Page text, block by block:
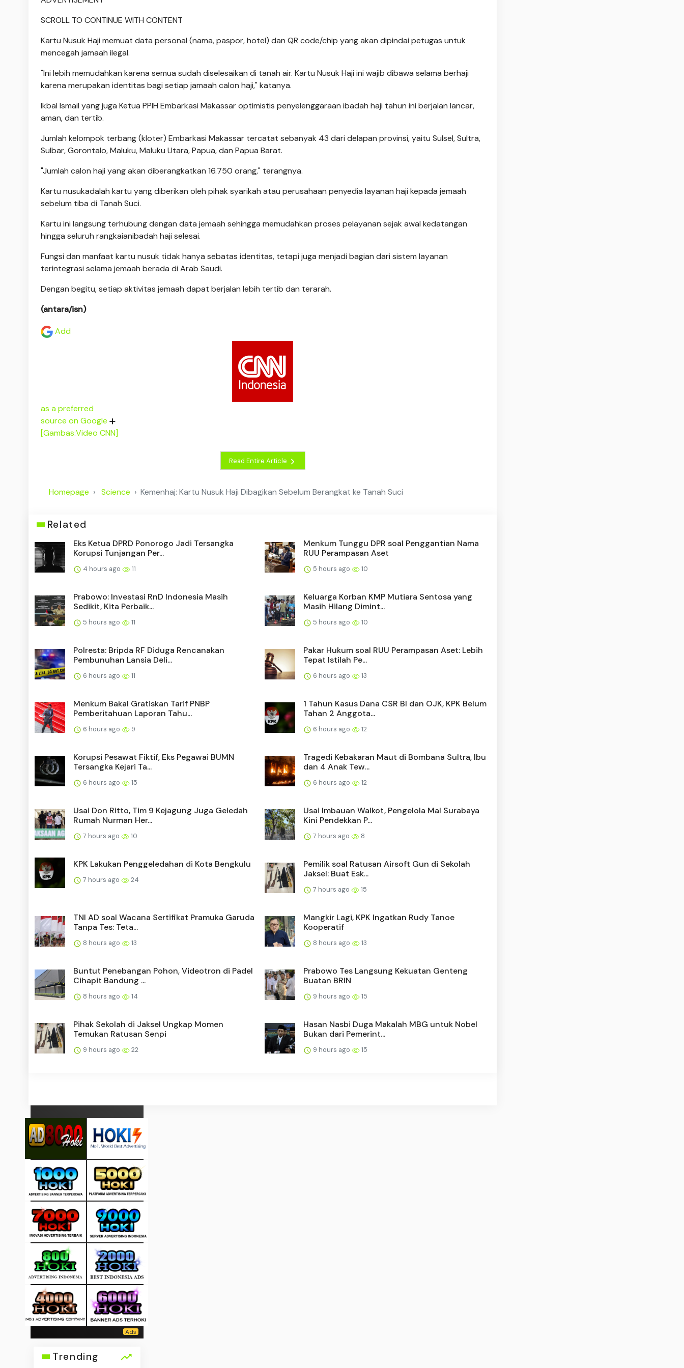
SCROLL TO CONTINUE WITH CONTENT
Kartu Nusuk Haji memuat data personal (nama, paspor, hotel) dan QR code/chip yang akan dipindai petugas untuk
mencegah jamaah ilegal.
"Ini lebih memudahkan karena semua sudah diselesaikan di tanah air. Kartu Nusuk Haji ini wajib dibawa selama berhaji
karena merupakan identitas bagi setiap jamaah calon haji," katanya.
Ikbal Ismail yang juga Ketua PPIH Embarkasi Makassar optimistis penyelenggaraan ibadah haji tahun ini berjalan lancar,
aman, dan tertib.
Jumlah kelompok terbang (kloter) Embarkasi Makassar tercatat sebanyak 43 dari delapan provinsi, yaitu Sulsel, Sultra,
Sulbar, Gorontalo, Maluku, Maluku Utara, Papua, dan Papua Barat.
"Jumlah calon haji yang akan diberangkatkan 16.750 orang," terangnya.
Kartu nusukadalah kartu yang diberikan oleh pihak syarikah atau perusahaan penyedia layanan haji kepada jemaah
sebelum tiba di Tanah Suci.
Kartu ini langsung terhubung dengan data jemaah sehingga memudahkan proses pelayanan sejak awal kedatangan
hingga seluruh rangkaianibadah haji selesai.
Fungsi dan manfaat kartu nusuk tidak hanya sebatas identitas, tetapi juga menjadi bagian dari sistem layanan
terintegrasi selama jemaah berada di Arab Saudi.
Dengan begitu, setiap aktivitas jemaah dapat berjalan lebih tertib dan terarah.
(antara/isn)
Add
as a preferred
source on Google
[Gambas:Video CNN]
Read Entire Article
Homepage Science Kemenhaj: Kartu Nusuk Haji Dibagikan Sebelum Berangkat ke Tanah Suci
Related
Eks Ketua DPRD Ponorogo Jadi Tersangka
Korupsi Tunjangan Per...
4 hours ago 11
Menkum Tunggu DPR soal Penggantian Nama
RUU Perampasan Aset
5 hours ago 10
Prabowo: Investasi RnD Indonesia Masih
Sedikit, Kita Perbaik...
5 hours ago 11
Keluarga Korban KMP Mutiara Sentosa yang
Masih Hilang Dimint...
5 hours ago 10
Polresta: Bripda RF Diduga Rencanakan
Pembunuhan Lansia Deli...
6 hours ago 11
Pakar Hukum soal RUU Perampasan Aset: Lebih
Tepat Istilah Pe...
6 hours ago 13
Menkum Bakal Gratiskan Tarif PNBP
Pemberitahuan Laporan Tahu...
6 hours ago 9
1 Tahun Kasus Dana CSR BI dan OJK, KPK Belum
Tahan 2 Anggota...
6 hours ago 12
Korupsi Pesawat Fiktif, Eks Pegawai BUMN
Tersangka Kejari Ta...
6 hours ago 15
Tragedi Kebakaran Maut di Bombana Sultra, Ibu
dan 4 Anak Tew...
6 hours ago 12
Usai Don Ritto, Tim 9 Kejagung Juga Geledah
Rumah Nurman Her...
7 hours ago 10
Usai Imbauan Walkot, Pengelola Mal Surabaya
Kini Pendekkan P...
7 hours ago 8
KPK Lakukan Penggeledahan di Kota Bengkulu
7 hours ago 24
Pemilik soal Ratusan Airsoft Gun di Sekolah
Jaksel: Buat Esk...
7 hours ago 15
TNI AD soal Wacana Sertifikat Pramuka Garuda
Tanpa Tes: Teta...
8 hours ago 13
Mangkir Lagi, KPK Ingatkan Rudy Tanoe
Kooperatif
8 hours ago 13
Buntut Penebangan Pohon, Videotron di Padel
Cihapit Bandung ...
8 hours ago 14
Prabowo Tes Langsung Kekuatan Genteng
Buatan BRIN
9 hours ago 15
Pihak Sekolah di Jaksel Ungkap Momen
Temukan Ratusan Senpi
9 hours ago 22
Hasan Nasbi Duga Makalah MBG untuk Nobel
Bukan dari Pemerint...
9 hours ago 15
Trending